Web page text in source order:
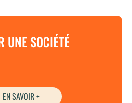
UNE SOCIÉTÉ
EN SAVOIR +